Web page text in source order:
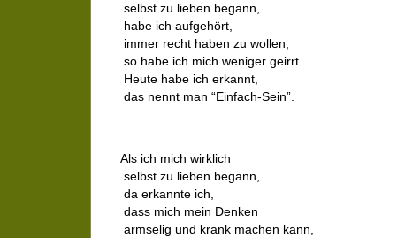
selbst zu lieben begann,
habe ich aufgehört,
immer recht haben zu wollen,
so habe ich mich weniger geirrt.
Heute habe ich erkannt,
das nennt man “Einfach-Sein”.
Als ich mich wirklich
selbst zu lieben begann,
da erkannte ich,
dass mich mein Denken
armselig und krank machen kann,